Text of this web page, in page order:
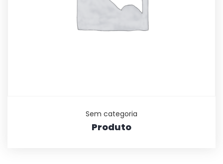
Sem categoria
Produto